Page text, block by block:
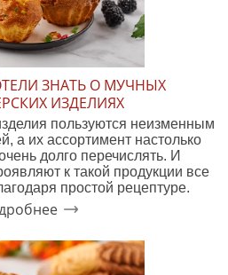
ЗНАТЬ О МУЧНЫХ
ИЗДЕЛИЯХ
пользуются неизменным
а их ассортимент настолько
долго перечислять. И
к такой продукции все
простой рецептуре.